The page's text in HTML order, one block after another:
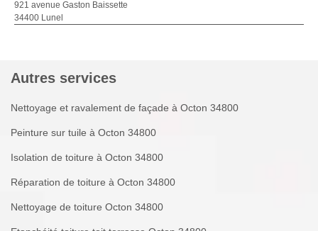
921 avenue Gaston Baissette
34400 Lunel
Autres services
Nettoyage et ravalement de façade à Octon 34800
Peinture sur tuile à Octon 34800
Isolation de toiture à Octon 34800
Réparation de toiture à Octon 34800
Nettoyage de toiture Octon 34800